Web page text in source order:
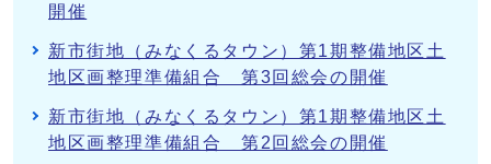
開催
新市街地（みなくるタウン）第1期整備地区土
地区画整理準備組合 第3回総会の開催
新市街地（みなくるタウン）第1期整備地区土
地区画整理準備組合 第2回総会の開催